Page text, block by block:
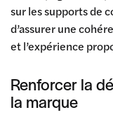
sur les supports de
d’assurer une
et l’expérience
Renforcer la
la marque